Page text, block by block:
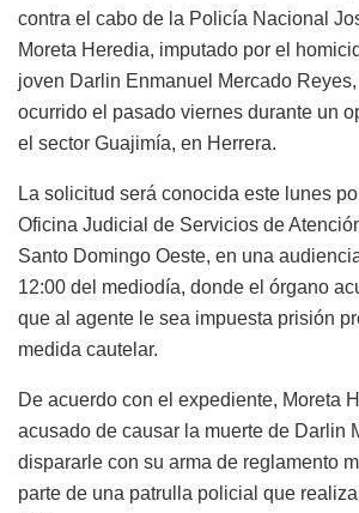
contra el cabo de la Policía Nacional
Moreta Heredia, imputado por el
joven Darlin Enmanuel Mercado
ocurrido el pasado viernes durante un
el sector Guajimía, en Herrera.
La solicitud será conocida este lunes
Oficina Judicial de Servicios de
Santo Domingo Oeste, en una
12:00 del mediodía, donde el órgano
que al agente le sea impuesta prisión
medida cautelar.
De acuerdo con el expediente, Moreta
acusado de causar la muerte de Darlin
dispararle con su arma de reglamento
parte de una patrulla policial que